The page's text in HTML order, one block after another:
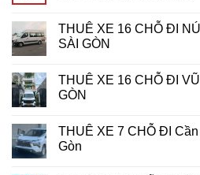
Ưu
Hóa
Lợi
7d-
game
Chiến
Thắng
Giải
Tại
PHPUB
Slot
Bao
Nhiêu
Data
Slot
Game
Di
Quyết
Tối
Ưu
bình
luận
ở
Đang
Cách
Mạng
Nghiệm
Chơi
Slot
THUÊ XE 16 CHỖ ĐI
SÀI GÒN
bình
luận
ở
16
CHỖ
ĐI
THUÊ XE 16 CHỖ ĐI
GÒN
bình
luận
ở
THUÊ XE 7 CHỖ ĐI
Gòn